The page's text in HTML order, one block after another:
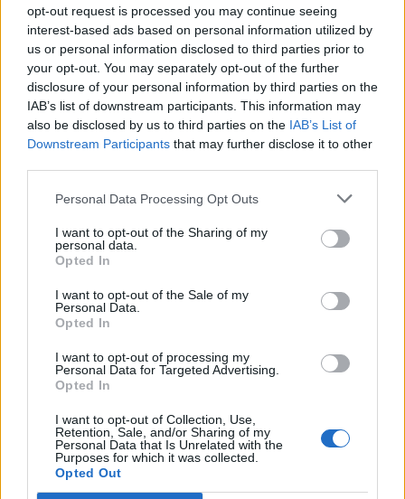
opt-out request is processed you may continue seeing
interest-based ads based on personal information utilized by
us or personal information disclosed to third parties prior to
your opt-out. You may separately opt-out of the further
disclosure of your personal information by third parties on the
IAB’s list of downstream participants. This information may
also be disclosed by us to third parties on the IAB’s List of
Downstream Participants that may further disclose it to other
Personal Data Processing Opt Outs
I want to opt-out of the Sharing of my
personal data.
Opted In
I want to opt-out of the Sale of my
Personal Data.
Opted In
I want to opt-out of processing my
Personal Data for Targeted Advertising.
Opted In
I want to opt-out of Collection, Use,
Retention, Sale, and/or Sharing of my
Personal Data that Is Unrelated with the
Purposes for which it was collected.
Opted Out
24 Jun 2026
La Comunidad de Madrid se sitúa como el “Gold
Standard” de la transparencia sanitaria hospitalaria en
España
09 Jun 2026
sanidad privada española
ANÁLISIS
03 Jun 2026
El crecimiento de la categoría exige criterios públicos,
homogéneos y transparentes sobre el uso de la
denominación kéfir